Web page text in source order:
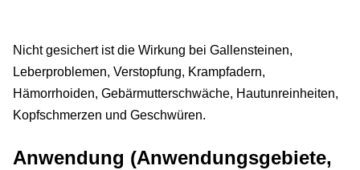
Nicht gesichert ist die Wirkung bei Gallensteinen,
Leberproblemen, Verstopfung, Krampfadern,
Hämorrhoiden, Gebärmutterschwäche, Hautunreinheiten,
Kopfschmerzen und Geschwüren.
Anwendung (Anwendungsgebiete,